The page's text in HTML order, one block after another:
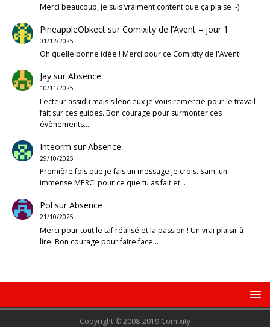
Merci beaucoup, je suis vraiment content que ça plaise :-)
PineappleObkectsurComixity de l’Avent – jour 1
01/12/2025
Oh quelle bonne idée ! Merci pour ce Comixity de l'Avent!
JaysurAbsence
10/11/2025
Lecteur assidu mais silencieux je vous remercie pour le travail
fait sur ces guides. Bon courage pour surmonter ces
évènements.…
Inteorm surAbsence
29/10/2025
Première fois que je fais un message je crois. Sam, un
immense MERCI pour ce que tu as fait et…
Pol surAbsence
21/10/2025
Merci pour tout le taf réalisé et la passion ! Un vrai plaisir à
lire. Bon courage pour faire face…
Copyright © 2008-2019 Comixity